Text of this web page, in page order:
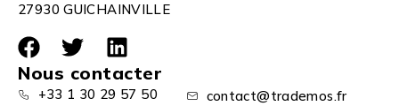
27930 GUICHAINVILLE
Nous contacter
+33 1 30 29 57 50
contact@trademos.fr